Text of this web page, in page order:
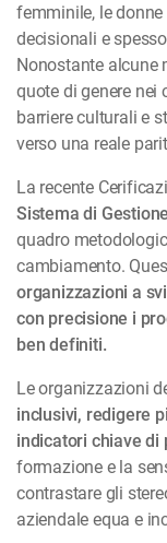
femminile, le
decisionali e
Nonostante alcune
quote di genere
barriere culturali e
verso una reale
La recente
Sistema di
quadro
cambiamento.
organizzazioni a
con precisione i
ben definiti.
Le organizzazioni
inclusivi, redigere
indicatori chiave di
formazione e la
contrastare gli
aziendale equa e